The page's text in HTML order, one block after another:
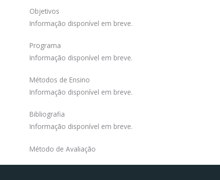
Objetivos
Informação disponível em breve.
Programa
Informação disponível em breve.
Métodos de Ensino
Informação disponível em breve.
Bibliografia
Informação disponível em breve.
Método de Avaliação
Facebook
Instagram da FCTPortal da UAc